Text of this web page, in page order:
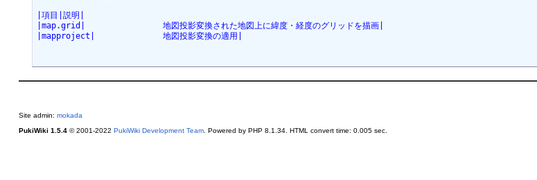
|項目|説明|
|map.grid|                地図投影変換された地図上に緯度・経度のグリッドを描画|
|mapproject|              地図投影変換の適用|
Site admin: mokada
PukiWiki 1.5.4© 2001-2022 PukiWiki Development Team. Powered by PHP 8.1.34. HTML convert time: 0.005 sec.